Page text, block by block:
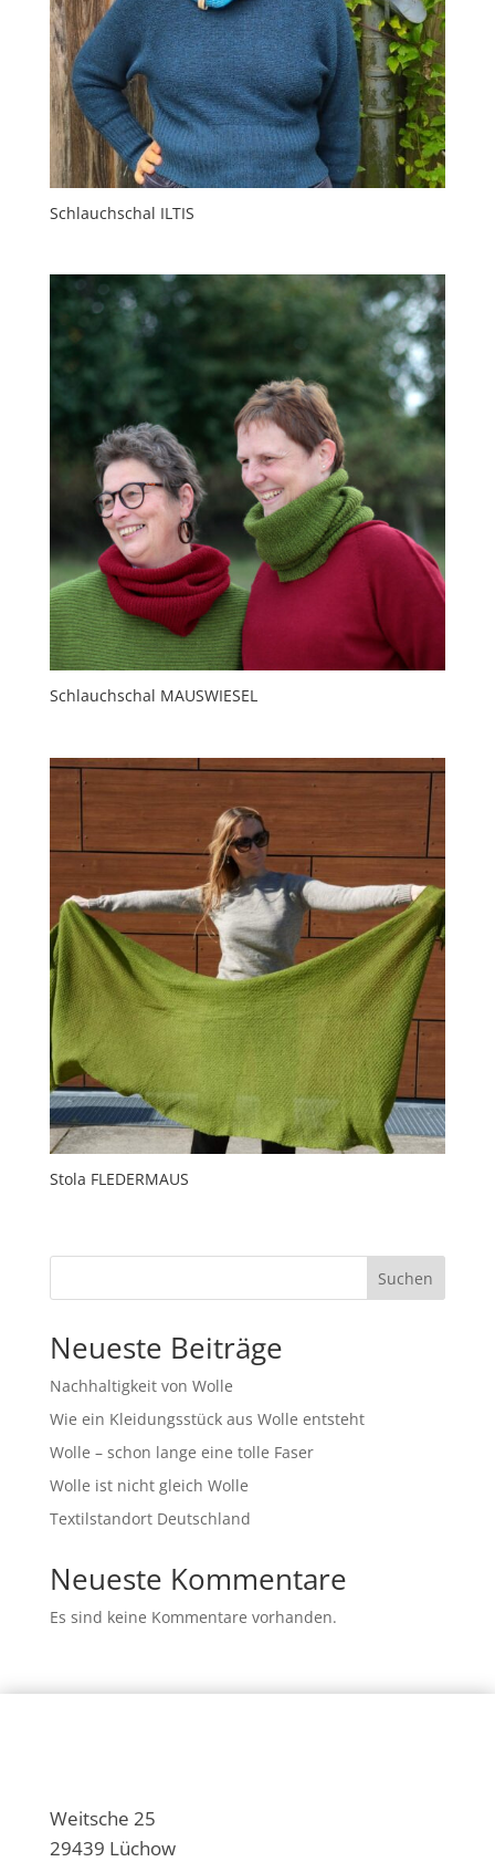
Schlauchschal ILTIS
Schlauchschal MAUSWIESEL
Stola FLEDERMAUS
Suchen
Neueste Beiträge
Nachhaltigkeit von Wolle
Wie ein Kleidungsstück aus Wolle entsteht
Wolle – schon lange eine tolle Faser
Wolle ist nicht gleich Wolle
Textilstandort Deutschland
Neueste Kommentare
Es sind keine Kommentare vorhanden.
Weitsche 25
29439 Lüchow